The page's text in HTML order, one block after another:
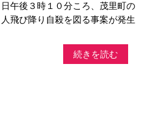
午後３時１０分ころ、茂里町の
飛び降り自殺を図る事案が発生
続きを読む